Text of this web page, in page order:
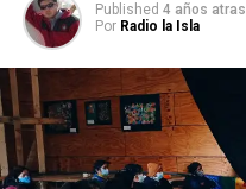
Published 4 años atras
Por Radio la Isla